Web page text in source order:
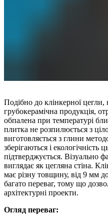
Подібно до клінкерної
грубокерамічна продукція,
обпалена при температурі
плитка не розпилюється з
виготовляється з глини
зберігаються і екологічність
підтверджується. Візуально
виглядає як цегляна стіна.
має різну товщину, від 9 мм
багато переваг, тому що
архітектурні проекти.
Огляд переваг: